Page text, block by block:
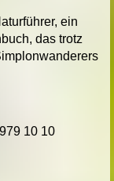
ein
das trotz
10 10